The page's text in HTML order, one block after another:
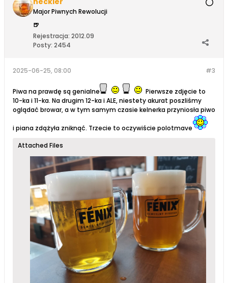
Major Piwnych Rewolucji
🍺
Rejestracja: 2012.09
Posty: 2454
#3
2025-06-25, 08:00
Piwa na prawdę są genialne
Pierwsze zdjęcie to
10-ka i 11-ka. Na drugim 12-ka i ALE, niestety akurat poszliśmy
oglądać browar, a w tym samym czasie kelnerka przyniosła piwo
i piana zdążyła zniknąć. Trzecie to oczywiście polotmave
Attached Files